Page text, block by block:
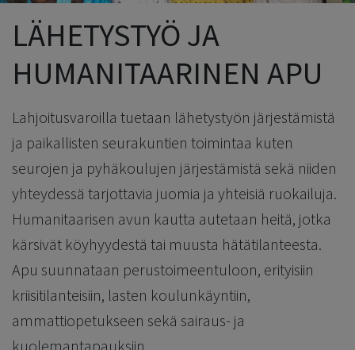
LÄHETYSTYÖ JA
HUMANITAARINEN APU
Lahjoitusvaroilla tuetaan lähetystyön järjestämistä
ja paikallisten seurakuntien toimintaa kuten
seurojen ja pyhäkoulujen järjestämistä sekä niiden
yhteydessä tarjottavia juomia ja yhteisiä ruokailuja.
Humanitaarisen avun kautta autetaan heitä, jotka
kärsivät köyhyydestä tai muusta hätätilanteesta.
Apu suunnataan perustoimeentuloon, erityisiin
kriisitilanteisiin, lasten koulunkäyntiin,
ammattiopetukseen sekä sairaus- ja
kuolemantapauksiin.